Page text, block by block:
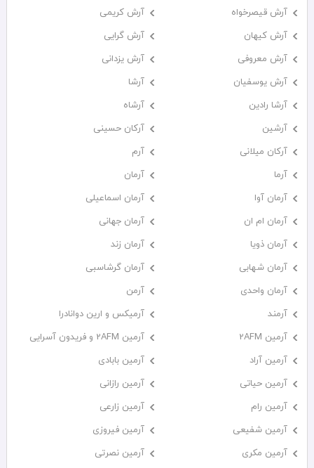
آرش قیصرخواه
آرش کریمی
آرش کیهان
آرش گرایی
آرش معروفی
آرش یزدانی
آرش یوسفیان
آرشا
آرشا رادین
آرشاه
آرشین
آرکان حسینی
آرکان میلانی
آرم
آرما
آرمان
آرمان آوا
آرمان اسماعیلی
آرمان ام ان
آرمان جهانی
آرمان ذویا
آرمان زند
آرمان شهابی
آرمان گرشاسبی
آرمان واحدی
آرمن
آرمند
آرمیکس و ارین دوانادرا
آرمین 2AFM
آرمین 2AFM و فریدون آسرایی
آرمین آراد
آرمین بابادی
آرمین حیاتی
آرمین رازانی
آرمین رام
آرمین زارعی
آرمین شفیعی
آرمین فیروزی
آرمین مکری
آرمین نصرتی